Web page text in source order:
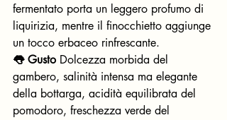
fermentato porta un leggero profumo di
liquirizia, mentre il finocchietto aggiunge
un tocco erbaceo rinfrescante.
👅 Gusto Dolcezza morbida del
gambero, salinità intensa ma elegante
della bottarga, acidità equilibrata del
pomodoro, freschezza verde del